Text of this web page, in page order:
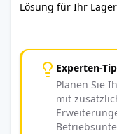
Lösung für Ihr
Experten-
Planen Sie
mit